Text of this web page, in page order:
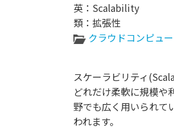
英：Scalability
類： 拡張性
クラウドコンピュ
スケーラビリティ
どれだけ柔軟に規模
野でも広く用いられて
われます。